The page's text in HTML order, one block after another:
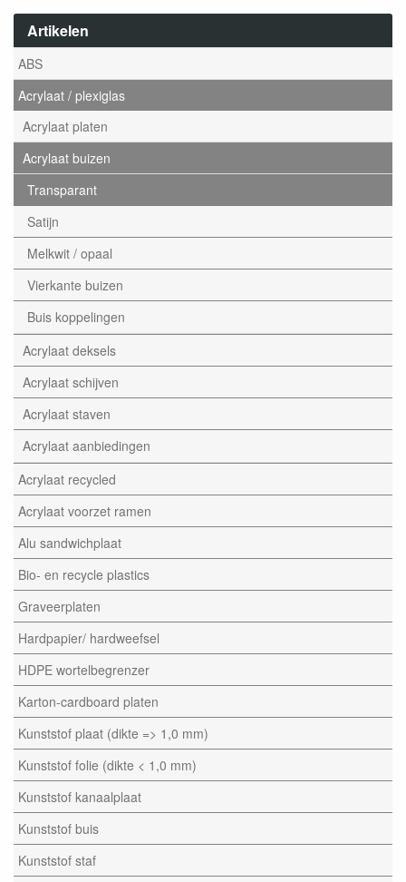
Artikelen
ABS
Acrylaat / plexiglas
Acrylaat platen
Acrylaat buizen
Transparant
Satijn
Melkwit / opaal
Vierkante buizen
Buis koppelingen
Acrylaat deksels
Acrylaat schijven
Acrylaat staven
Acrylaat aanbiedingen
Acrylaat recycled
Acrylaat voorzet ramen
Alu sandwichplaat
Bio- en recycle plastics
Graveerplaten
Hardpapier/ hardweefsel
HDPE wortelbegrenzer
Karton-cardboard platen
Kunststof plaat (dikte => 1,0 mm)
Kunststof folie (dikte < 1,0 mm)
Kunststof kanaalplaat
Kunststof buis
Kunststof staf